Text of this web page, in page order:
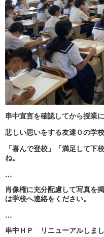
串中宣言を確認してから授業
悲しい思いをする友達０の学校
「喜んで登校」「満足して下
ね。
…
肖像権に充分配慮して写真を
は学校へ連絡をください。
…
串中ＨＰ リニューアルしまし